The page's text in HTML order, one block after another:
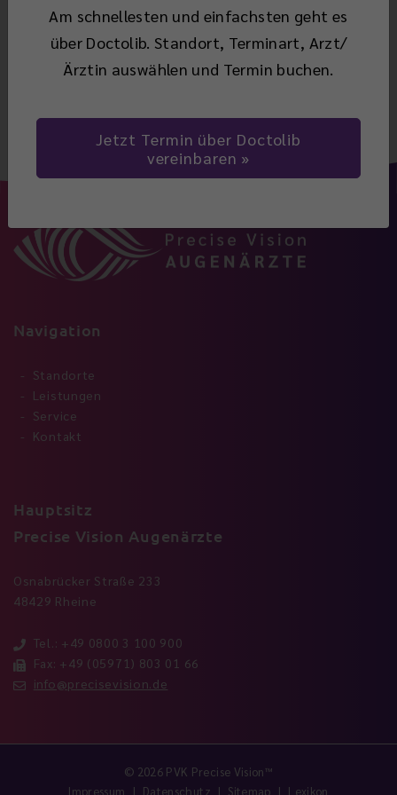
Zurück
Am schnellesten und einfachsten geht es
über Doctolib. Standort, Terminart, Arzt/
Ärztin auswählen und Termin buchen.
Jetzt Termin über Doctolib
vereinbaren
Navigation
Standorte
Leistungen
Service
Kontakt
Hauptsitz
Precise Vision Augenärzte
Osnabrücker Straße 233
48429 Rheine
Tel.: +49 0800 3 100 900
Fax: +49 (05971) 803 01 66
info@precisevision.de
© 2026 PVK Precise Vision™
Impressum
Datenschutz Sitemap Lexikon